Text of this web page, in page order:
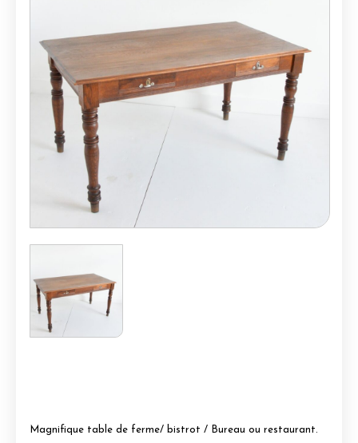
Magnifique table de ferme/ bistrot / Bureau ou restaurant.